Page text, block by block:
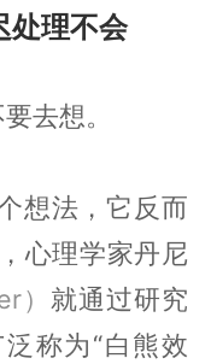
处理不会
去想。
想法，它反而
心理学家丹尼
） 就通过研究
称为“白熊效